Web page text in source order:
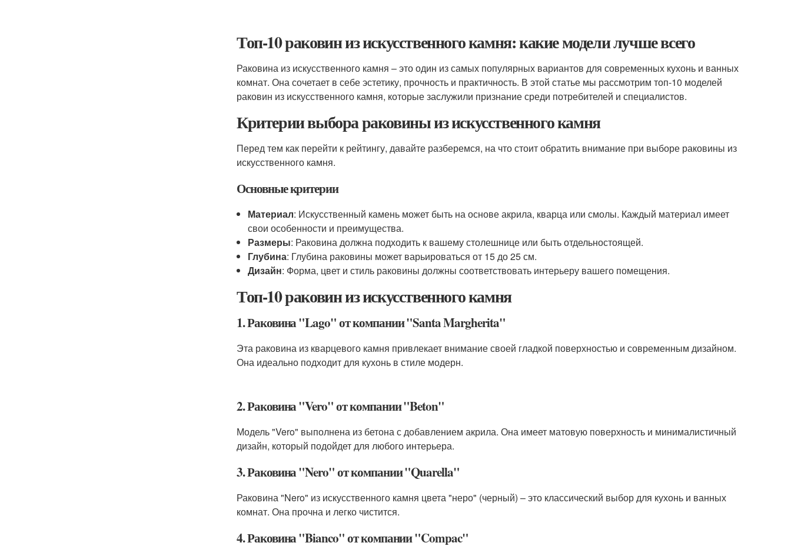
Топ-10 раковин из искусственного камня: какие модели лучше всего
Раковина из искусственного камня – это один из самых популярных вариантов для современных кухонь и ванных
комнат. Она сочетает в себе эстетику, прочность и практичность. В этой статье мы рассмотрим топ-10 моделей
раковин из искусственного камня, которые заслужили признание среди потребителей и специалистов.
Критерии выбора раковины из искусственного камня
Перед тем как перейти к рейтингу, давайте разберемся, на что стоит обратить внимание при выборе раковины из
искусственного камня.
Основные критерии
Материал: Искусственный камень может быть на основе акрила, кварца или смолы. Каждый материал имеет
свои особенности и преимущества.
Размеры: Раковина должна подходить к вашему столешнице или быть отдельностоящей.
Глубина: Глубина раковины может варьироваться от 15 до 25 см.
Дизайн: Форма, цвет и стиль раковины должны соответствовать интерьеру вашего помещения.
Топ-10 раковин из искусственного камня
1. Раковина "Lago" от компании "Santa Margherita"
Эта раковина из кварцевого камня привлекает внимание своей гладкой поверхностью и современным дизайном.
Она идеально подходит для кухонь в стиле модерн.
2. Раковина "Vero" от компании "Beton"
Модель "Vero" выполнена из бетона с добавлением акрила. Она имеет матовую поверхность и минималистичный
дизайн, который подойдет для любого интерьера.
3. Раковина "Nero" от компании "Quarella"
Раковина "Nero" из искусственного камня цвета "неро" (черный) – это классический выбор для кухонь и ванных
комнат. Она прочна и легко чистится.
4. Раковина "Bianco" от компании "Compac"